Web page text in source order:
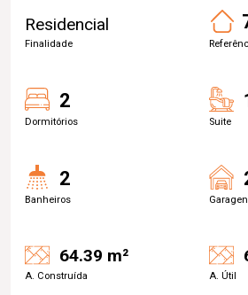
Residencial
Finalidade
2
Dormitórios Suite
2
Banheiros
64.39 m²
A. Construída A. Útil